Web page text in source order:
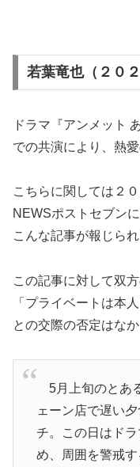
若葉竜也（２０２
ドラマ『アンメット
での共演により、熱
こちらに関しては２
NEWSポストセブン
こんな記事が報じられ
この記事に対して双
「プライベートは本
との交際の否定はな
5月上旬のとあ
ェーン店で遅い
チ。この日はド
め、周囲を警戒